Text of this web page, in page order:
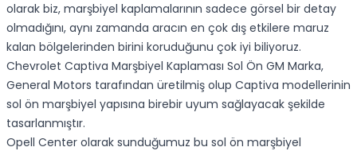
olarak biz, marşbiyel kaplamalarının sadece görsel bir detay
olmadığını, aynı zamanda aracın en çok dış etkilere maruz
kalan bölgelerinden birini koruduğunu çok iyi biliyoruz.
Chevrolet Captiva Marşbiyel Kaplaması Sol Ön GM Marka,
General Motors tarafından üretilmiş olup Captiva modellerinin
sol ön marşbiyel yapısına birebir uyum sağlayacak şekilde
tasarlanmıştır.
Opell Center olarak sunduğumuz bu sol ön marşbiyel